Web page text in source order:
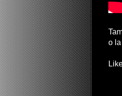
o la